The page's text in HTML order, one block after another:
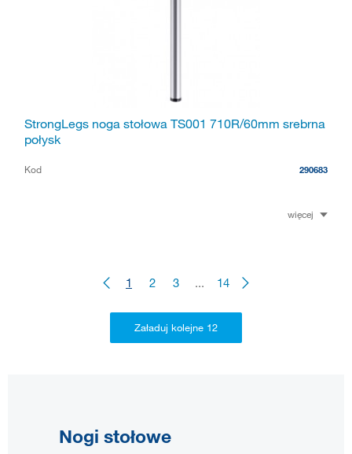
StrongLegs noga stołowa TS001 710R/60mm srebrna
połysk
Kod 290683
więcej
1 2 3 ... 14
Nogi stołowe